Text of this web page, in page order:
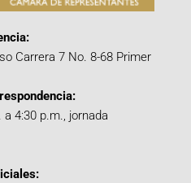
Carrera 7 No. 8-68 Primer
4:30 p.m., jornada